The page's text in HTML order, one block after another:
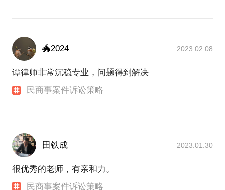
🐲2024 2023.02.08
谭律师非常沉稳专业，问题得到解决
民商事案件诉讼策略
田铁成 2023.01.30
很优秀的老师，有亲和力。
民商事案件诉讼策略